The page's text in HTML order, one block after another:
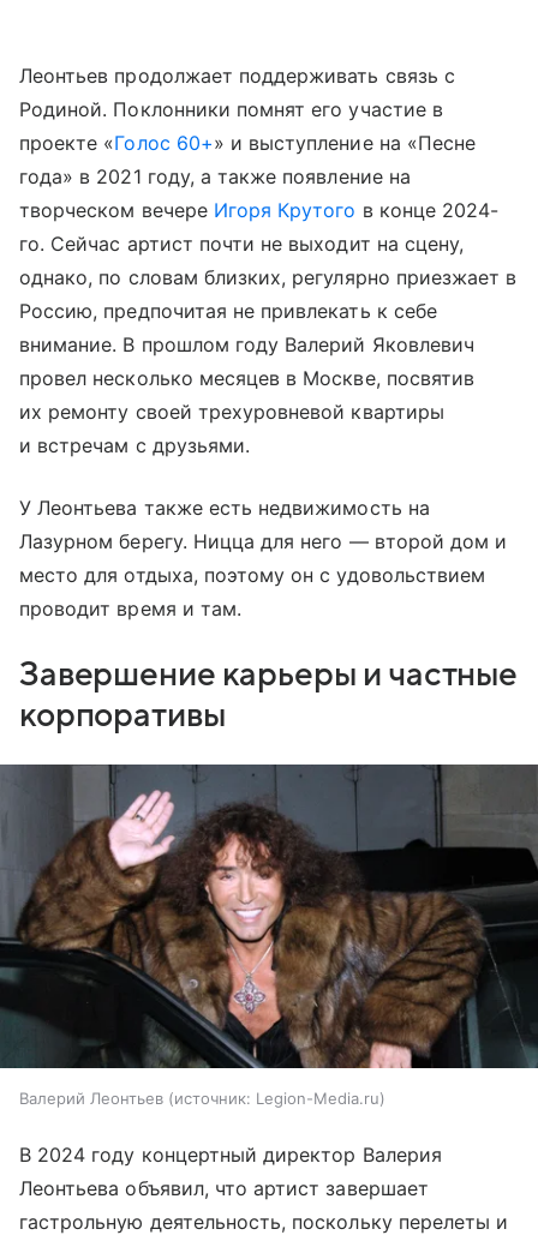
Леонтьев продолжает поддерживать связь с
Родиной. Поклонники помнят его участие в
проекте «Голос 60+» и выступление на «Песне
года» в 2021 году, а также появление на
творческом вечере Игоря Крутого в конце 2024-
го. Сейчас артист почти не выходит на сцену,
однако, по словам близких, регулярно приезжает в
Россию, предпочитая не привлекать к себе
внимание. В прошлом году Валерий Яковлевич
провел несколько месяцев в Москве, посвятив
их ремонту своей трехуровневой квартиры
и встречам с друзьями.
У Леонтьева также есть недвижимость на
Лазурном берегу. Ницца для него — второй дом и
место для отдыха, поэтому он с удовольствием
проводит время и там.
Завершение карьеры и частные
корпоративы
Валерий Леонтьев источник: Legion-Media.ru
В 2024 году концертный директор Валерия
Леонтьева объявил, что артист завершает
гастрольную деятельность, поскольку перелеты и